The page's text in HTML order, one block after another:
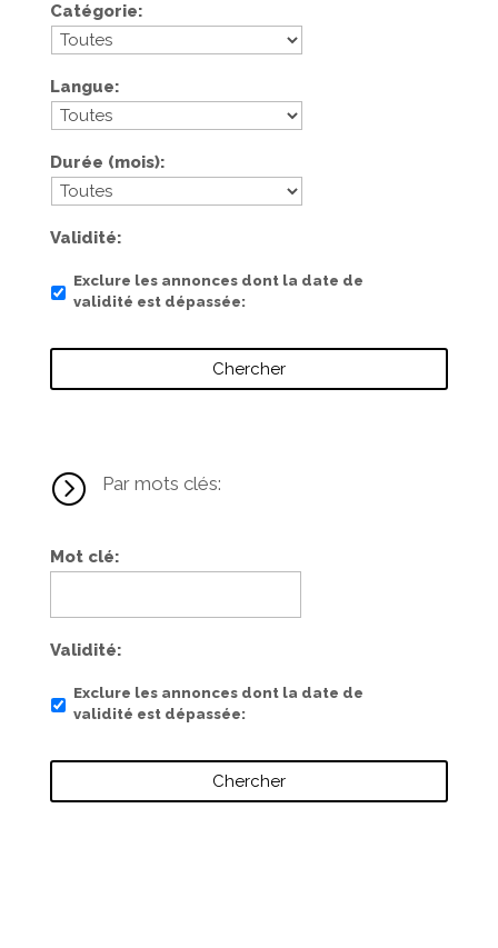
Catégorie
Langue
Durée (mois)
Validité
Exclure les annonces dont la date de
validité est dépassée
= Par mots clés:
Mot clé
Validité
Exclure les annonces dont la date de
validité est dépassée